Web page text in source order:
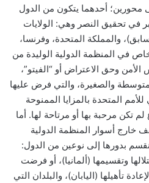
محورين؛ أحدهما يتكون من الدول
في تحقيق النصر وهي: الولايات
والمملكة المتحدة، وفرنسا،
في المنظمة الدولية الوليدة من
وحق الاعتراض أو “الفيتو”،
والصغيرة، والتي فرض عليها
المتحدة بالمزايا الممنوحة
تكن مرحبة بها أو مرتاحة لها. أما
خارج أسوار المنظمة الدولية
بدورها إلى نوعين من الدول:
وتقسيمها (ألمانيا)، أو فرضت
تأهيلها (اليابان)، والبلدان التي